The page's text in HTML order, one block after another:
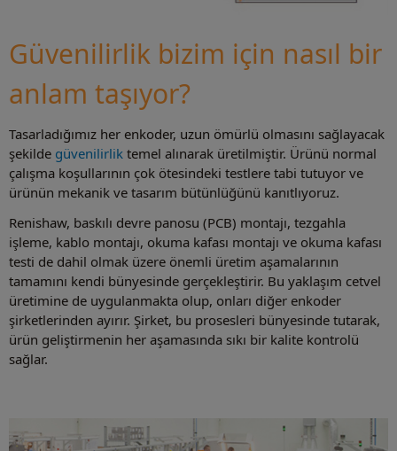
Güvenilirlik bizim için nasıl bir
anlam taşıyor?
Tasarladığımız her enkoder, uzun ömürlü olmasını sağlayacak
şekilde güvenilirlik temel alınarak üretilmiştir. Ürünü normal
çalışma koşullarının çok ötesindeki testlere tabi tutuyor ve
ürünün mekanik ve tasarım bütünlüğünü kanıtlıyoruz.
Renishaw, baskılı devre panosu (PCB) montajı, tezgahla
işleme, kablo montajı, okuma kafası montajı ve okuma kafası
testi de dahil olmak üzere önemli üretim aşamalarının
tamamını kendi bünyesinde gerçekleştirir. Bu yaklaşım cetvel
üretimine de uygulanmakta olup, onları diğer enkoder
şirketlerinden ayırır. Şirket, bu prosesleri bünyesinde tutarak,
ürün geliştirmenin her aşamasında sıkı bir kalite kontrolü
sağlar.